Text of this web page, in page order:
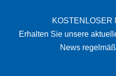
KOSTENLOSER
Erhalten Sie unsere
News